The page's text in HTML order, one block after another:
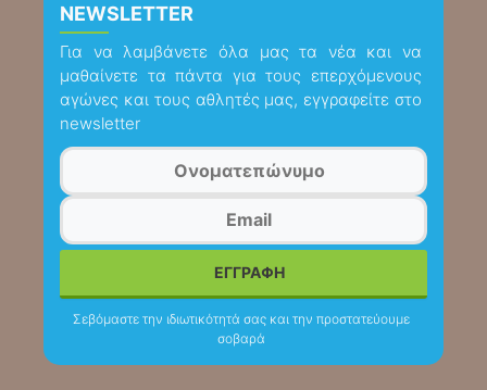
NEWSLETTER
Για να λαμβάνετε όλα μας τα νέα και να
μαθαίνετε τα πάντα για τους επερχόμενους
αγώνες και τους αθλητές μας, εγγραφείτε στο
newsletter
Σεβόμαστε την ιδιωτικότητά σας και την προστατεύουμε
σοβαρά